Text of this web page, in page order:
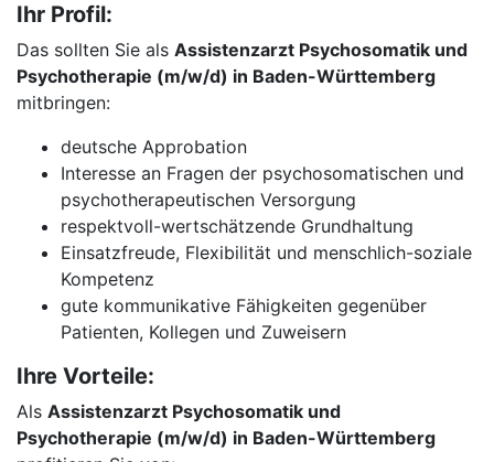
Ihr Profil:
Das sollten Sie als Assistenzarzt Psychosomatik und
Psychotherapie (m/w/d) in Baden-Württemberg
mitbringen:
deutsche Approbation
Interesse an Fragen der psychosomatischen und
psychotherapeutischen Versorgung
respektvoll-wertschätzende Grundhaltung
Einsatzfreude, Flexibilität und menschlich-soziale
Kompetenz
gute kommunikative Fähigkeiten gegenüber
Patienten, Kollegen und Zuweisern
Ihre Vorteile:
Als Assistenzarzt Psychosomatik und
Psychotherapie (m/w/d) in Baden-Württemberg